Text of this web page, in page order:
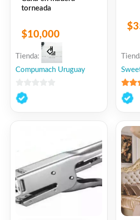
Hasta 150 m² por mano en
dependiendo de la
de la superficie y método de
APLICACIÓN
• Pincel
Dilución recomendada:
Hasta 20% con agua.
torneada
$10,000
Tienda:
Compumach Uruguay
0
de
$
5de 5